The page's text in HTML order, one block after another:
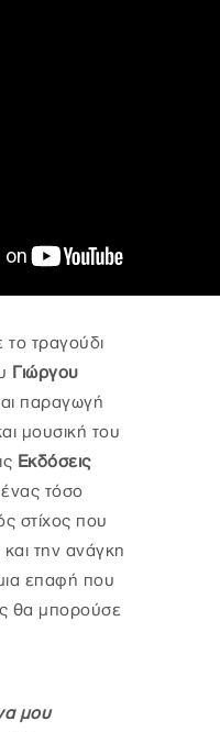
τραγούδι
Γιώργου
παραγωγή
μουσική του
Εκδόσεις
τόσο
στίχος που
και την ανάγκη
επαφή που
θα μπορούσε
μου